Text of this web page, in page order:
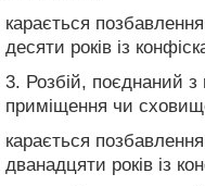
карається
десяти років із
3. Розбій, поєднаний
приміщення чи
карається
дванадцяти років із